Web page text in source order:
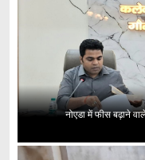
नोएडा में फीस बढ़ाने